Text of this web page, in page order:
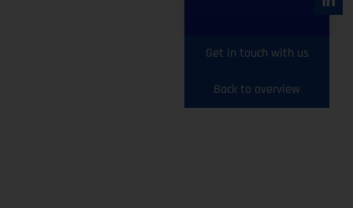
Get in touch with us
Back to overview